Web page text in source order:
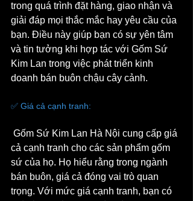
trong quá trình đặt hàng, giao nhận và
giải đáp mọi thắc mắc hay yêu cầu của
bạn. Điều này giúp bạn có sự yên tâm
và tin tưởng khi hợp tác với Gốm Sứ
Kim Lan trong việc phát triển kinh
doanh bán buôn chậu cây cảnh.
✅ Giá cả cạnh tranh:
cả cạnh tranh cho các sản phẩm gốm
sứ của họ. Họ hiểu rằng trong ngành
bán buôn, giá cả đóng vai trò quan
trọng. Với mức giá cạnh tranh, bạn có